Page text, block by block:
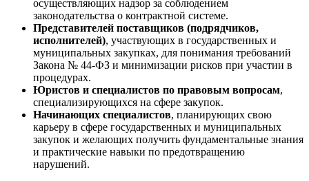
осуществляющих надзор за соблюдением
законодательства о контрактной системе.
Представителей поставщиков (подрядчиков,
исполнителей), участвующих в государственных и
муниципальных закупках, для понимания требований
Закона № 44-ФЗ и минимизации рисков при участии в
процедурах.
Юристов и специалистов по правовым вопросам,
специализирующихся на сфере закупок.
Начинающих специалистов, планирующих свою
карьеру в сфере государственных и муниципальных
закупок и желающих получить фундаментальные знания
и практические навыки по предотвращению
нарушений.